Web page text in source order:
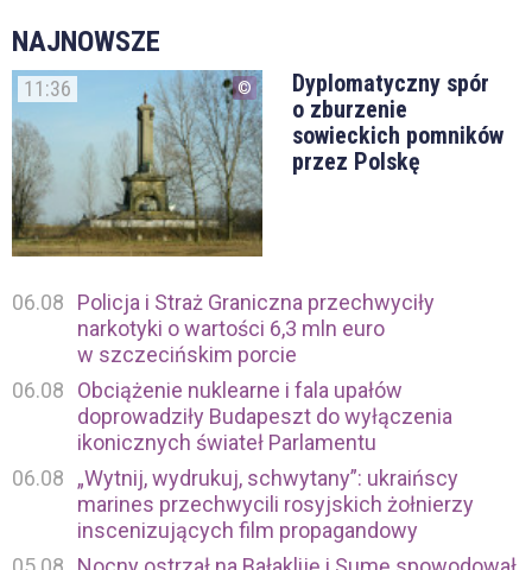
NAJNOWSZE
11:36
Dyplomatyczny spór
o zburzenie
sowieckich pomników
przez Polskę
06.08
Policja i Straż Graniczna przechwyciły
narkotyki o wartości 6,3 mln euro
w szczecińskim porcie
06.08
Obciążenie nuklearne i fala upałów
doprowadziły Budapeszt do wyłączenia
ikonicznych świateł Parlamentu
06.08
„Wytnij, wydrukuj, schwytany”: ukraińscy
marines przechwycili rosyjskich żołnierzy
inscenizujących film propagandowy